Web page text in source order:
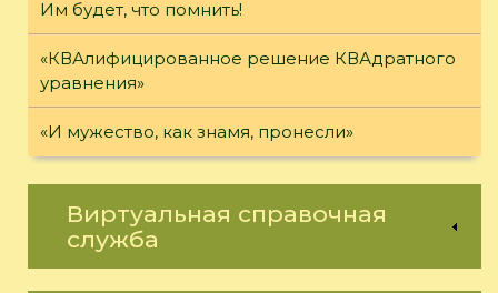
Им будет, что помнить!
«КВАлифицированное решение КВАдратного
уравнения»
«И мужество, как знамя, пронесли»
Виртуальная справочная
служба